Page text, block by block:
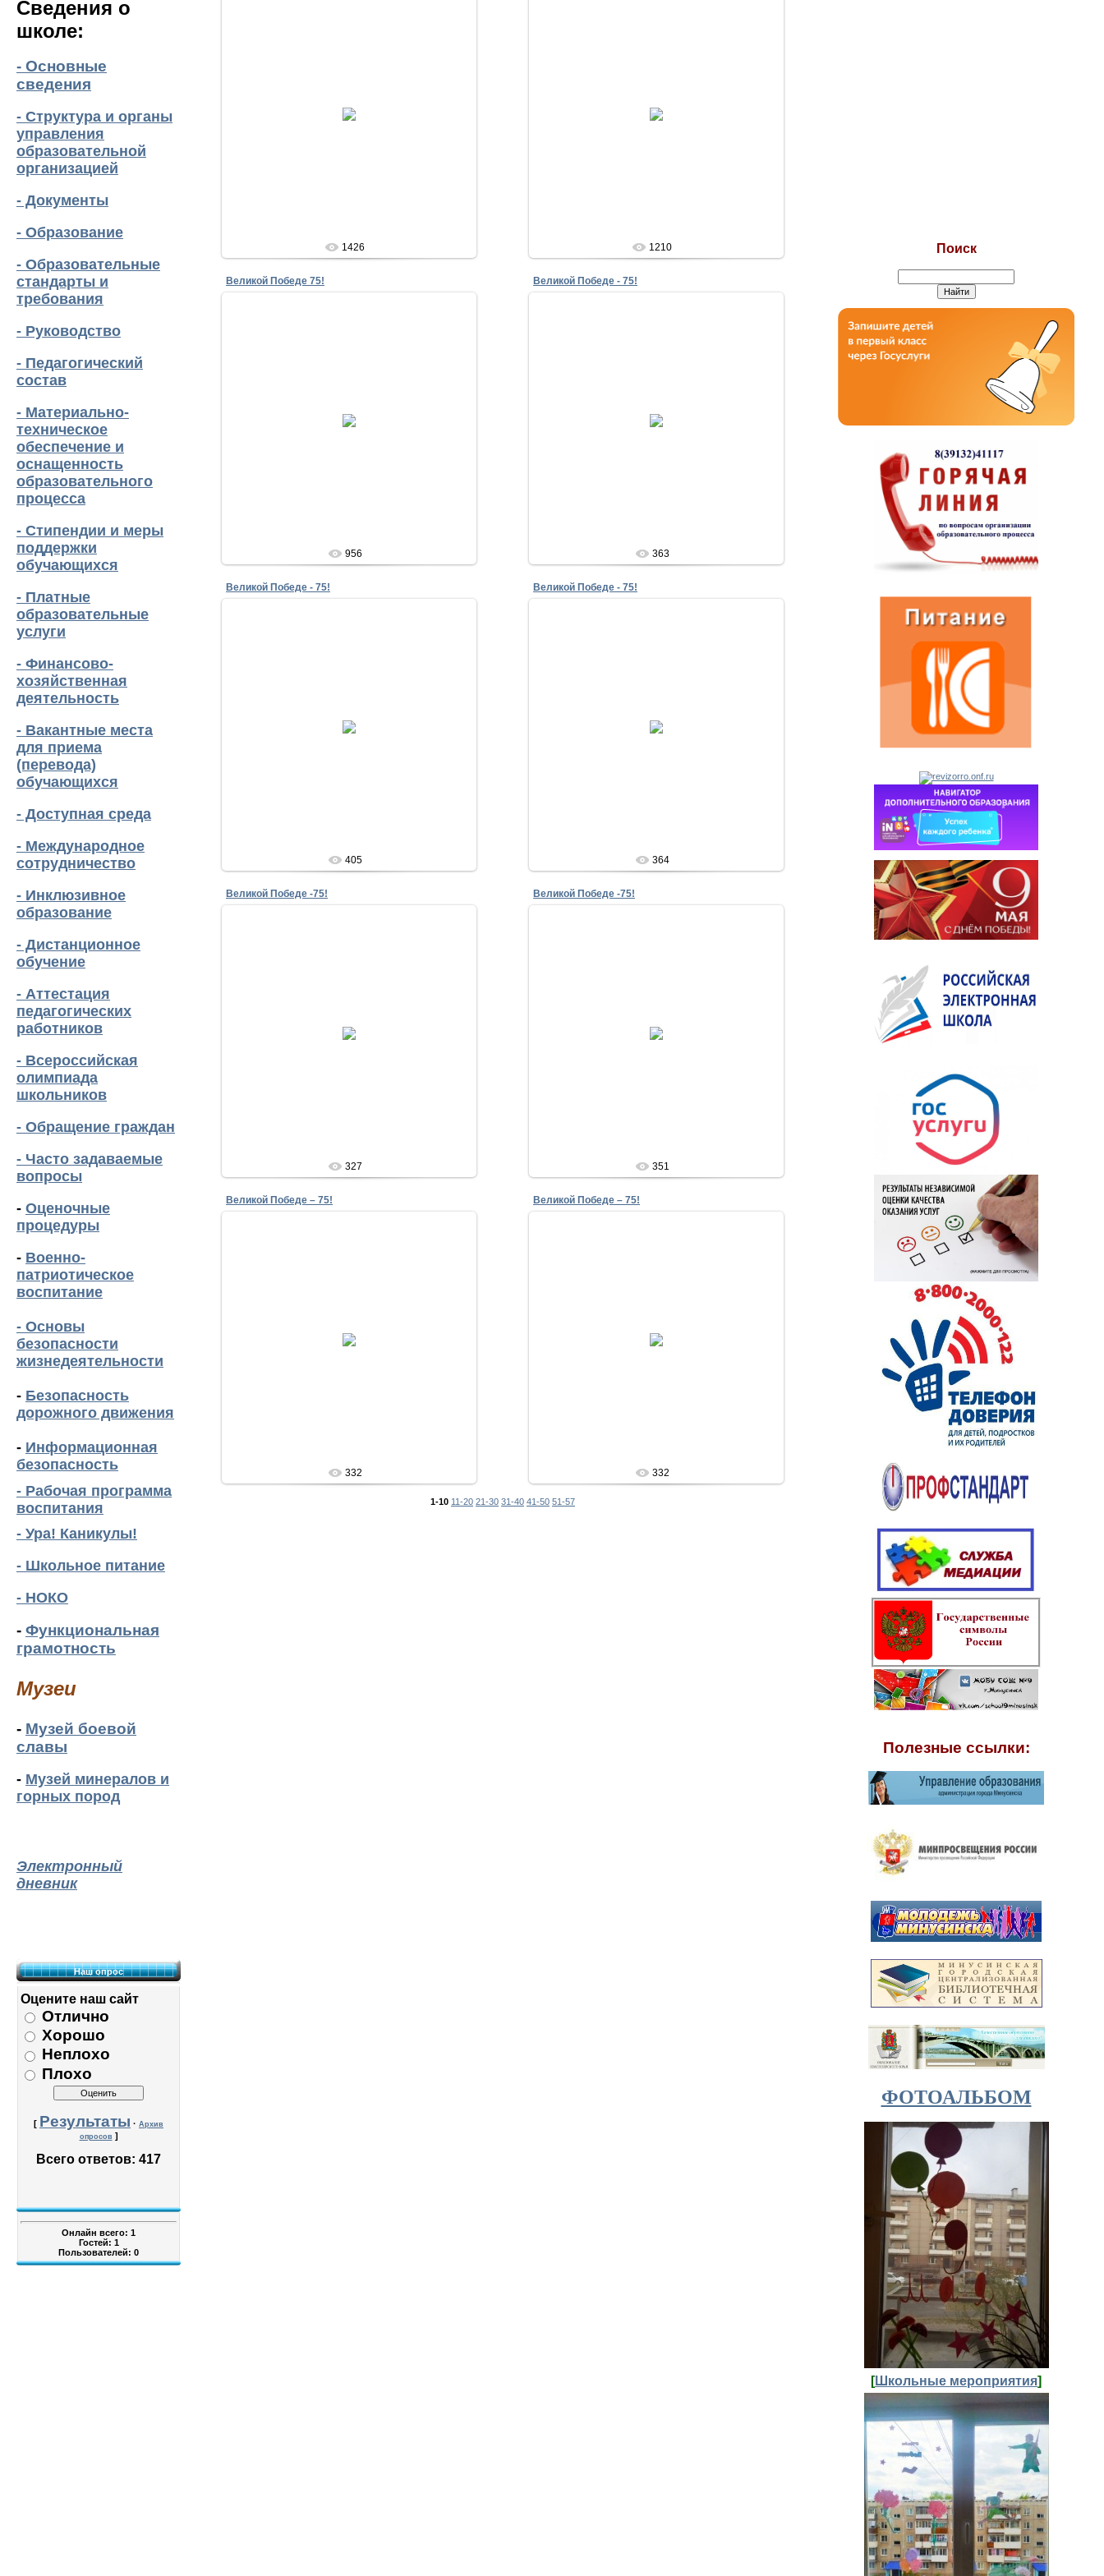
Сведения о
школе:
- Основные
сведения
- Структура и органы
управления
образовательной
организацией
- Документы
- Образование
- Образовательные
стандарты и
требования
- Руководство
- Педагогический
состав
- Материально-
техническое
обеспечение и
оснащенность
образовательного
процесса
- Стипендии и меры
поддержки
обучающихся
- Платные
образовательные
услуги
- Финансово-
хозяйственная
деятельность
- Вакантные места
для приема
(перевода)
обучающихся
- Доступная среда
- Международное
сотрудничество
- Инклюзивное
образование
- Дистанционное
обучение
- Аттестация
педагогических
работников
- Всероссийская
олимпиада
школьников
- Обращение граждан
- Часто задаваемые
вопросы
- Оценочные
процедуры
- Военно-
патриотическое
воспитание
- Основы
безопасности
жизнедеятельности
- Безопасность
дорожного движения
- Информационная
безопасность
- Рабочая программа
воспитания
- Ура! Каникулы!
- Школьное питание
- НОКО
- Функциональная
грамотность
Музеи
- Музей боевой
славы
- Музей минералов и
горных пород
Электронный
дневник
Наш опрос
Оцените наш сайт
Отлично
Хорошо
Неплохо
Плохо
[ Результаты · Архив
опросов]
Всего ответов: 417
Онлайн всего: 1
Гостей: 1
Пользователей: 0
1426 1210
Великой Победе 75!
956
Великой Победе - 75!
363
Великой Победе - 75!
405
Великой Победе - 75!
364
Великой Победе -75!
327
Великой Победе -75!
351
Великой Победе – 75!
332
Великой Победе – 75!
332
1-10 11-20 21-30 31-40 41-50 51-57
Поиск
Полезные ссылки:
ФОТОАЛЬБОМ
[Школьные мероприятия]